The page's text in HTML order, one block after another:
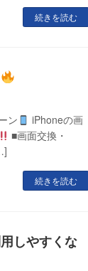
続きを読む
ン
iPhoneの画
■画面交換・
続きを読む
しやすくな